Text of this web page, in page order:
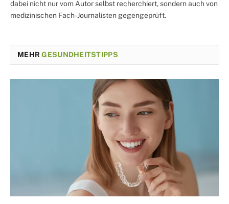
dabei nicht nur vom Autor selbst recherchiert, sondern auch von
medizinischen Fach-Journalisten gegengeprüft.
MEHRGESUNDHEITSTIPPS